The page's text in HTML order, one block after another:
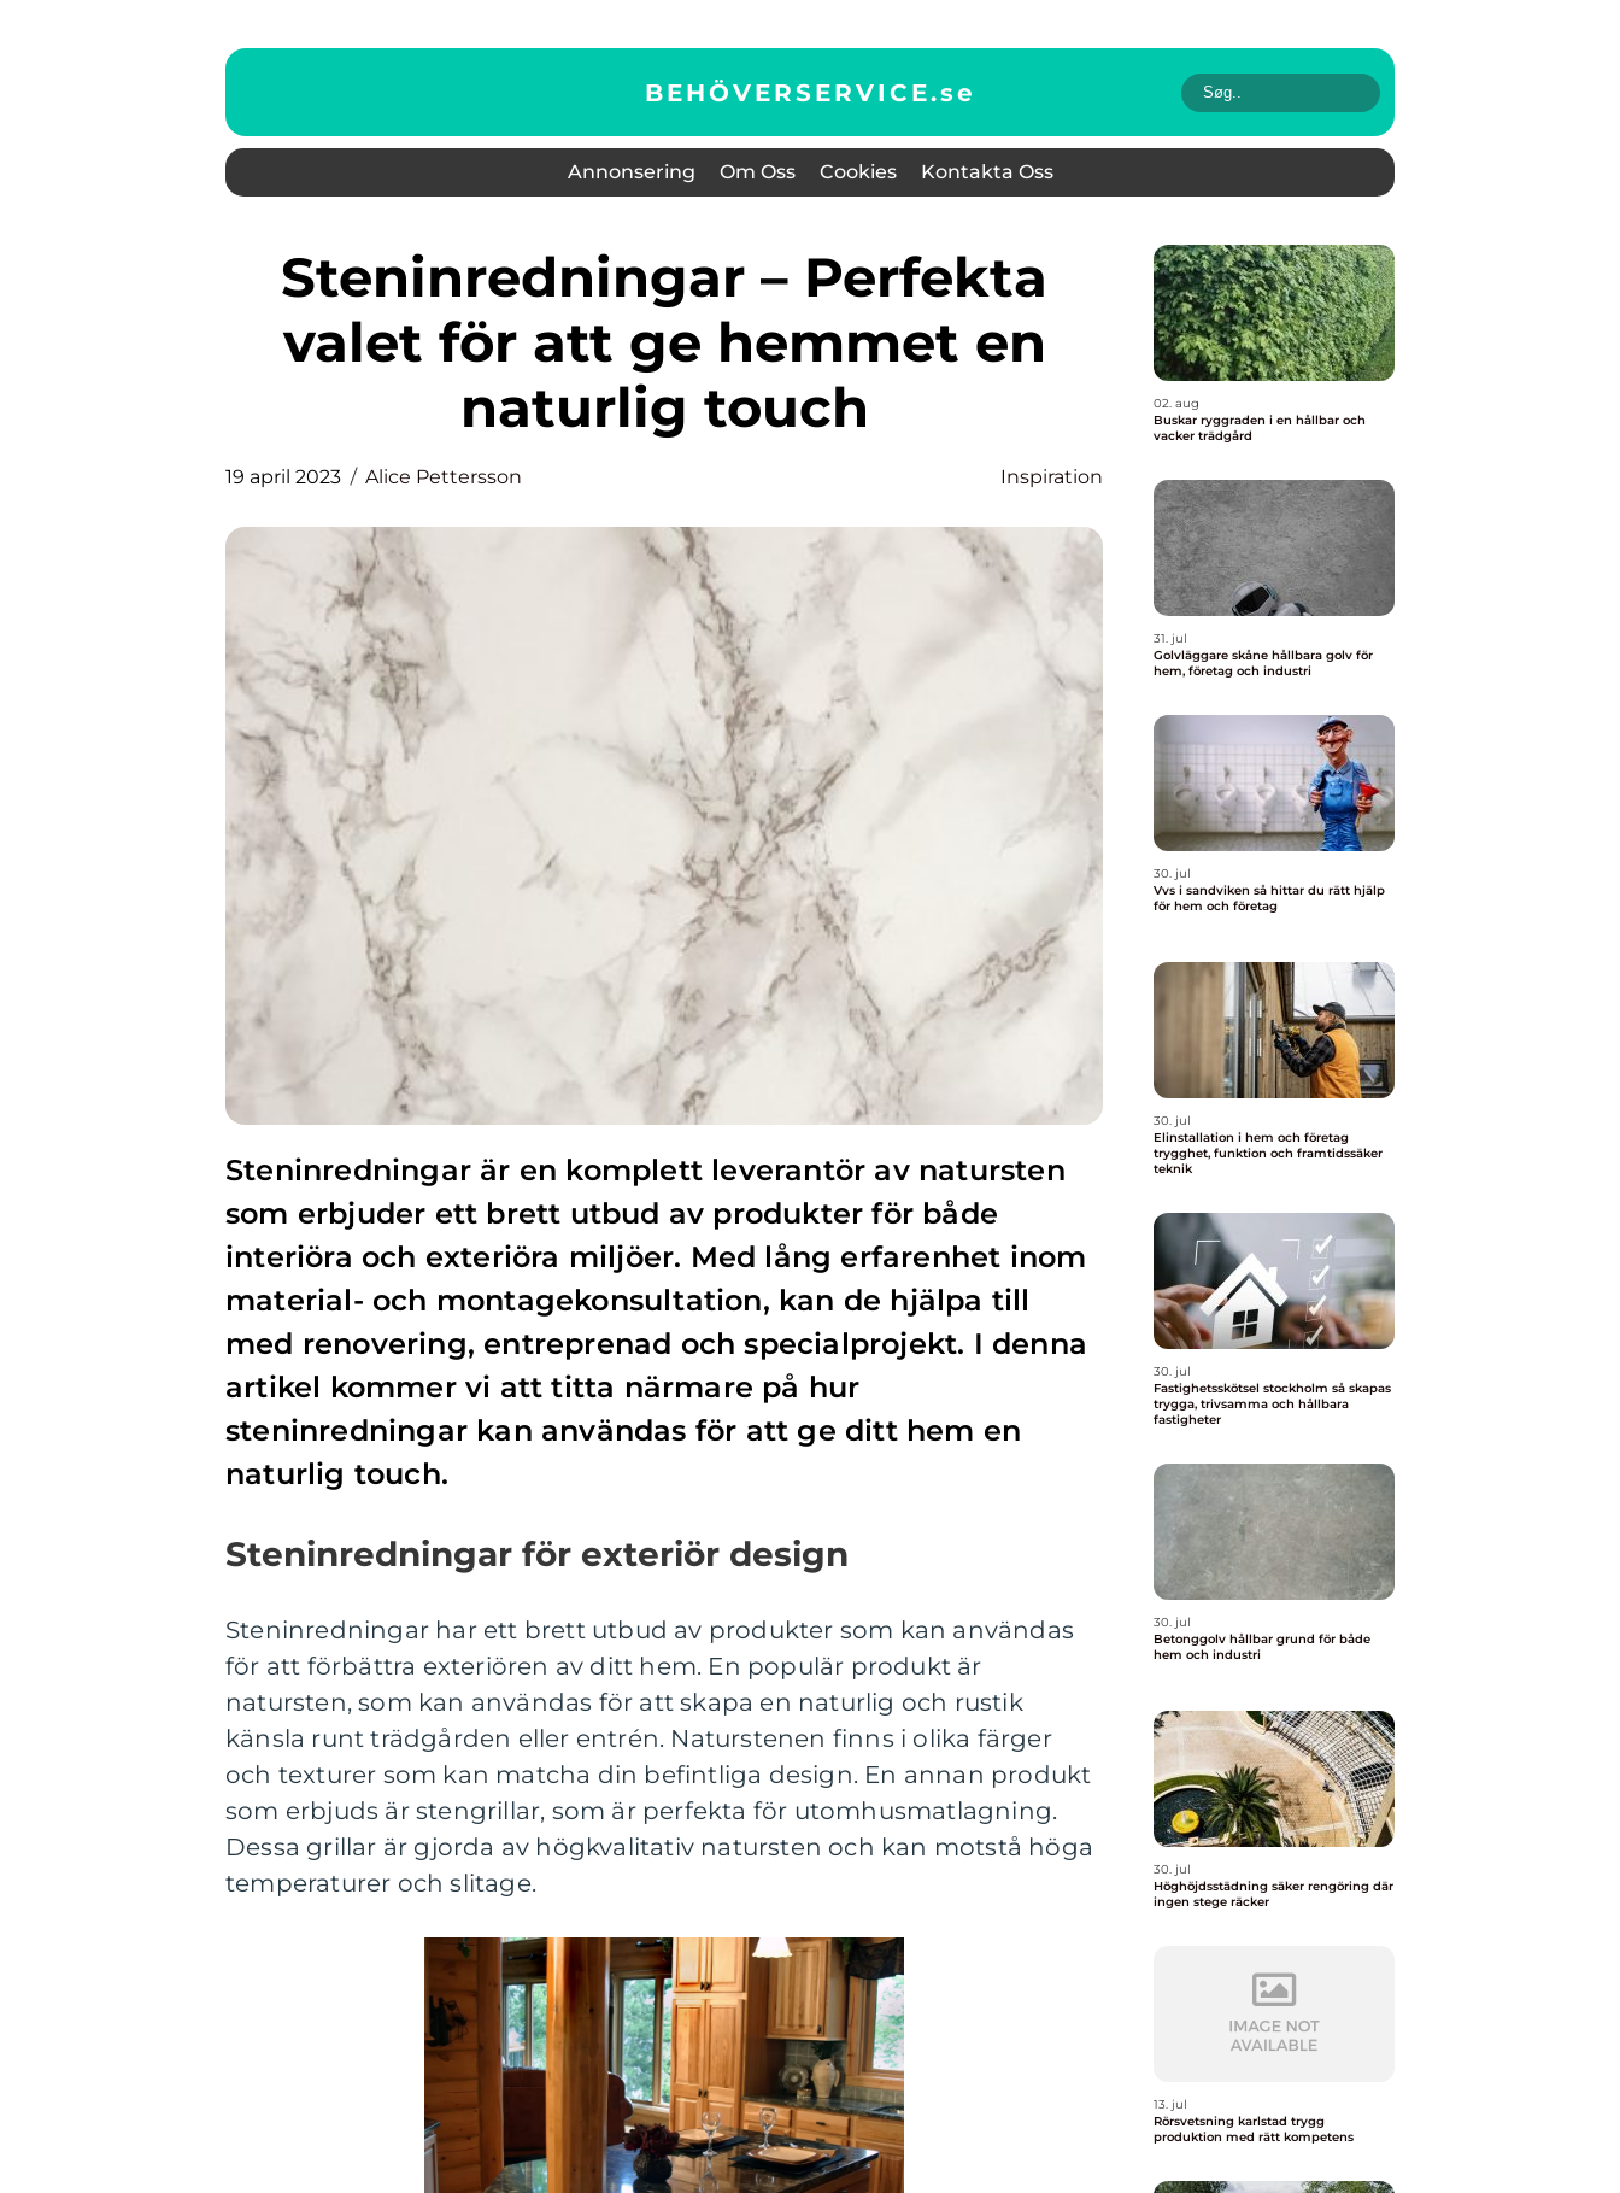
BEHÖVERSERVICE.se
Annonsering Om Oss Cookies Kontakta Oss
Steninredningar – Perfekta
valet för att ge hemmet en
naturlig touch
19 april 2023 Alice Pettersson Inspiration
Steninredningar är en komplett leverantör av natursten
som erbjuder ett brett utbud av produkter för både
interiöra och exteriöra miljöer. Med lång erfarenhet inom
material- och montagekonsultation, kan de hjälpa till
med renovering, entreprenad och specialprojekt. I denna
artikel kommer vi att titta närmare på hur
steninredningar kan användas för att ge ditt hem en
naturlig touch.
Steninredningar för exteriör design
Steninredningar har ett brett utbud av produkter som kan användas
för att förbättra exteriören av ditt hem. En populär produkt är
natursten, som kan användas för att skapa en naturlig och rustik
känsla runt trädgården eller entrén. Naturstenen finns i olika färger
och texturer som kan matcha din befintliga design. En annan produkt
som erbjuds är stengrillar, som är perfekta för utomhusmatlagning.
Dessa grillar är gjorda av högkvalitativ natursten och kan motstå höga
temperaturer och slitage.
02. aug
Buskar ryggraden i en hållbar och
vacker trädgård
31. jul
Golvläggare skåne hållbara golv för
hem, företag och industri
30. jul
Vvs i sandviken så hittar du rätt hjälp
för hem och företag
30. jul
Elinstallation i hem och företag
trygghet, funktion och framtidssäker
teknik
30. jul
Fastighetsskötsel stockholm så skapas
trygga, trivsamma och hållbara
fastigheter
30. jul
Betonggolv hållbar grund för både
hem och industri
30. jul
Höghöjdsstädning säker rengöring där
ingen stege räcker
13. jul
Rörsvetsning karlstad trygg
produktion med rätt kompetens